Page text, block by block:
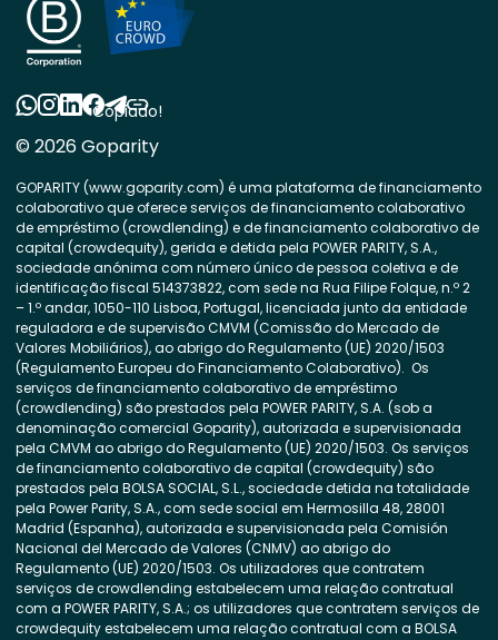
© 2026 Goparity
GOPARITY (www.goparity.com) é uma plataforma de financiamento
colaborativo que oferece serviços de financiamento colaborativo
de empréstimo (crowdlending) e de financiamento colaborativo de
capital (crowdequity), gerida e detida pela POWER PARITY, S.A.,
sociedade anónima com número único de pessoa coletiva e de
identificação fiscal 514373822, com sede na Rua Filipe Folque, n.º 2
– 1.º andar, 1050-110 Lisboa, Portugal, licenciada junto da entidade
reguladora e de supervisão CMVM (Comissão do Mercado de
Valores Mobiliários), ao abrigo do Regulamento (UE) 2020/1503
(Regulamento Europeu do Financiamento Colaborativo). Os
serviços de financiamento colaborativo de empréstimo
(crowdlending) são prestados pela POWER PARITY, S.A. (sob a
denominação comercial Goparity), autorizada e supervisionada
pela CMVM ao abrigo do Regulamento (UE) 2020/1503. Os serviços
de financiamento colaborativo de capital (crowdequity) são
prestados pela BOLSA SOCIAL, S.L., sociedade detida na totalidade
pela Power Parity, S.A., com sede social em Hermosilla 48, 28001
Madrid (Espanha), autorizada e supervisionada pela Comisión
Nacional del Mercado de Valores (CNMV) ao abrigo do
Regulamento (UE) 2020/1503. Os utilizadores que contratem
serviços de crowdlending estabelecem uma relação contratual
com a POWER PARITY, S.A.; os utilizadores que contratem serviços de
crowdequity estabelecem uma relação contratual com a BOLSA
Copiado!